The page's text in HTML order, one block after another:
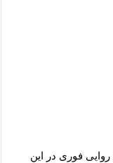
فوری در این